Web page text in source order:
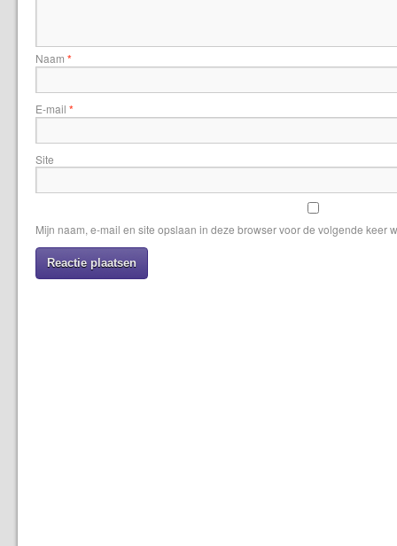
Naam *
E-mail *
Site
Mijn naam, e-mail en site opslaan in deze browser voor de volgende keer